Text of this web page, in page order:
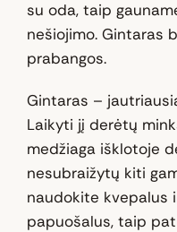
su oda, taip
nešiojimo. Gintaras
prabangos.
Gintaras –
Laikyti jį derėtų
medžiaga išklotoje
nesubraižytų kiti
naudokite kvepalus
papuošalus, taip